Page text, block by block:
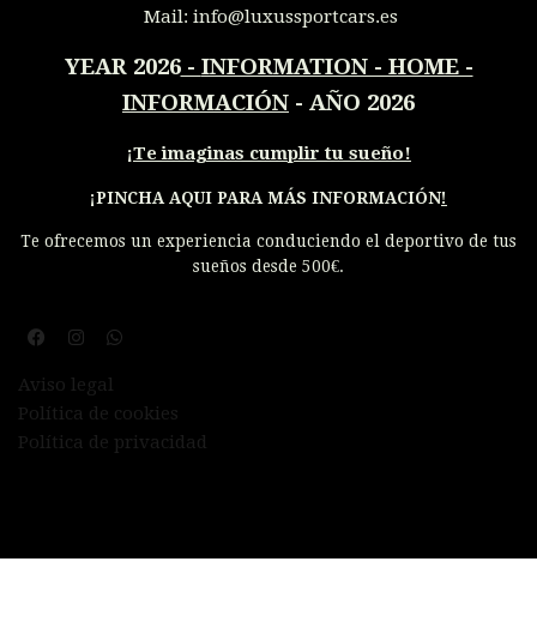
Mail: info@luxussportcars.es
YEAR 2026- INFORMATION - HOME -
INFORMACIÓN - AÑO 2026
¡Te imaginas cumplir tu sueño!
¡PINCHA AQUI PARA MÁS INFORMACIÓN!
Te ofrecemos un experiencia conduciendo el deportivo de tus
sueños desde 500€.
Aviso legal
Política de cookies
Política de privacidad